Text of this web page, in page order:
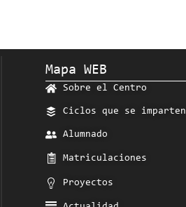
Mapa WEB
Sobre el Centro
Ciclos que se imparten
Alumnado
Matriculaciones
Proyectos